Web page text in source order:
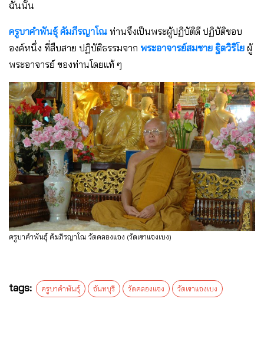
ฉันนั้น
ครูบาคำพันธุ์ คัมภีรญาโณ ท่านจึงเป็นพระผู้ปฏิบัติดี ปฏิบัติชอบ
องค์หนึ่ง ที่สืบสาย ปฏิบัติธรรมจาก พระอาจารย์สมชาย ฐิตวิริโย ผู้
พระอาจารย์ ของท่านโดยแท้ ๆ
ครูบาคำพันธุ์ คัมภีรญาโณ วัดคลองแจง (วัดเขาแจงเบง)
tags: ครูบาคำพันธุ์ จันทบุรี วัดคลองแจง วัดเขาแจงเบง